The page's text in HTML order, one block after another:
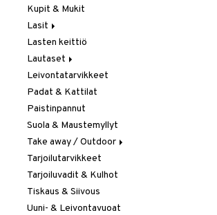
Kahvi, Tee & Espresso
Leivänpaahtimet
Mixerit &
Sähkövatkaimet
Muut koneet
Vedenkeittimet
Kupit & Mukit
Lasit
Juoma- & Cocktailasit
Juomalasit
Olutlasit
Shamppanjalasit
Snapsi- & Aveclasit
Viinilasit
Whiskey- & Konjakkilasit
Lasten keittiö
Lautaset
Asetit
Ruokalautaset
Syvät lautaset
Leivontatarvikkeet
Padat & Kattilat
Paistinpannut
Suola & Maustemyllyt
Take away / Outdoor
Eväslaatikot
Pullot
Termoskannut
Termosmukit
Tarjoilutarvikkeet
Tarjoiluvadit & Kulhot
Tiskaus & Siivous
Uuni- & Leivontavuoat